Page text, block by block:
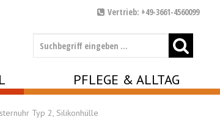
Vertrieb: +49-3661-4560099
PFLEGE & ALLTAG
Typ 2, Silikonhülle